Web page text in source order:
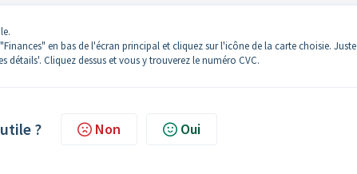
en bas de l'écran principal et cliquez sur l'icône de la carte choisie. Juste
Cliquez dessus et vous y trouverez le numéro CVC.
? Non Oui